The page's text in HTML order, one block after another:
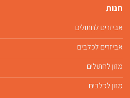
חנות
אביזרים לחתולים
אביזרים לכלבים
מזון לחתולים
מזון לכלבים